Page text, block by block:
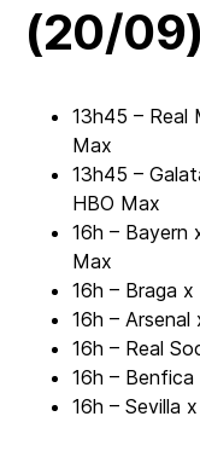
(20/09)
13h45 – Real
Max
13h45 –
HBO Max
16h – Bayern
Max
16h – Braga
16h –
16h – Real
16h –
16h – Sevilla